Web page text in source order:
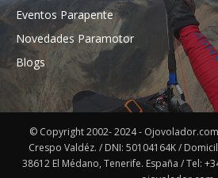
Eventos Parapente
Novedades Paramotor
Blogs
© Copyright 2002- 2024 -
Crespo Valdéz. / DNI: 50104164K /
38612 El Médano, Tenerife. España / Tel: